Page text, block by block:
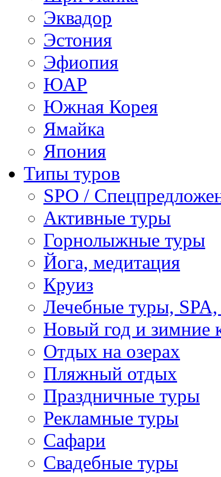
Эквадор
Эстония
Эфиопия
ЮАР
Южная Корея
Ямайка
Япония
Типы туров
SPO /
Активные туры
Горнолыжные туры
Йога, медитация
Круиз
Лечебные туры, SPA,
Новый год и зимние
Отдых на озерах
Пляжный отдых
Праздничные туры
Рекламные туры
Сафари
Свадебные туры